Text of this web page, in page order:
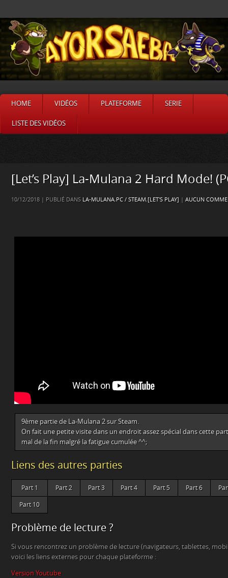
HOME VIDÉOS PLATEFORME SERIE
LISTE DES VIDÉOS
[Let’s Play] La-Mulana 2 Hard Mode!
10/12/2018 | PUBLIÉ DANS LA-MULANA,PC / STEAM,[LET'S PLAY] AUCUN
9ème partie de La-Mulana 2 sur Steam.
On fait une petite visite dans un endroit assez spécial dans cette
mal de la fin malgré la fatigue cumulée ^^;
Liens des autres parties
Part 1 Part 2 Part 3 Part 4 Part 5 Part 6
Part 10
Problème de lecture ?
Si vous rencontrez un problème de lecture (navigateurs, tablettes,
voici les liens externes pour chaque plateforme :
Version Youtube